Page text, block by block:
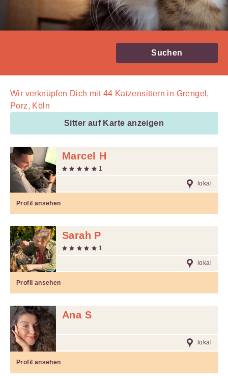
Suchen
Wir verknüpfen Dich mit 44 Katzensittern in Grengel,
Porz, Köln
Sitter auf Karte anzeigen
Marcel H
1
lokal
Profil ansehen
Sarah P
1
lokal
Profil ansehen
Ana S
lokal
Profil ansehen